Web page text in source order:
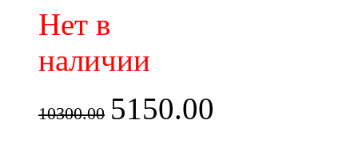
Нет в
наличии
10300.00 5150.00